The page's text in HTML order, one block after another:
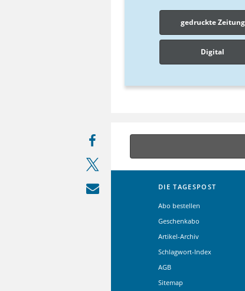
gedruckte Zeitung
Digital
DIE TAGESPOST
Abo bestellen
Geschenkabo
Artikel-Archiv
Schlagwort-Index
AGB
Sitemap